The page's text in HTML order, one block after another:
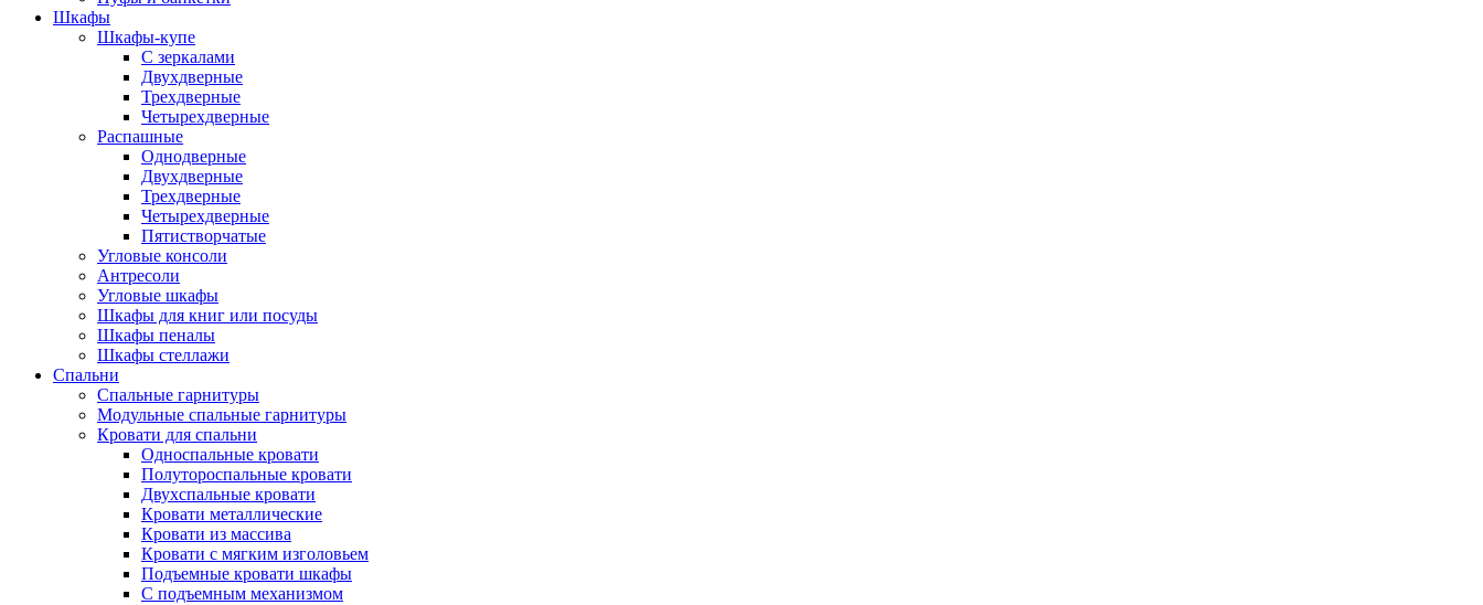
Шкафы
Шкафы-купе
С зеркалами
Двухдверные
Трехдверные
Четырехдверные
Распашные
Однодверные
Двухдверные
Трехдверные
Четырехдверные
Пятистворчатые
Угловые консоли
Антресоли
Угловые шкафы
Шкафы для книг или посуды
Шкафы пеналы
Шкафы стеллажи
Спальни
Спальные гарнитуры
Модульные спальные гарнитуры
Кровати для спальни
Односпальные кровати
Полутороспальные кровати
Двухспальные кровати
Кровати металлические
Кровати из массива
Кровати с мягким изголовьем
Подъемные кровати шкафы
С подъемным механизмом